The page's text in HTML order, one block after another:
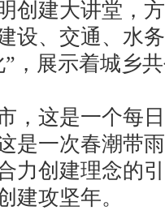
创建大讲堂，
设、交通、水
，展示着城乡
这是一个每日
是一次春潮带
力创建理念的
建攻坚年。